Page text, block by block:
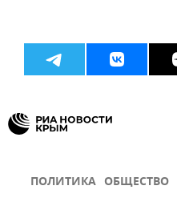
ПОЛИТИКА ОБЩЕСТВО